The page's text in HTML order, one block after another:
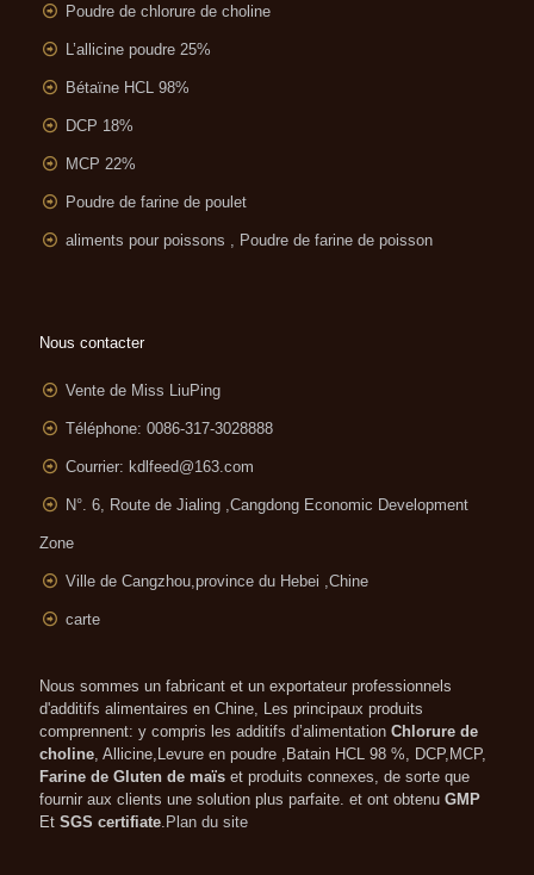
Poudre de chlorure de choline
L’allicine poudre 25%
Bétaïne HCL 98%
DCP 18%
MCP 22%
Poudre de farine de poulet
aliments pour poissons , Poudre de farine de poisson
Nous contacter
Vente de Miss LiuPing
Téléphone: 0086-317-3028888
Courrier: kdlfeed@163.com
N°. 6, Route de Jialing ,Cangdong Economic Development
Zone
Ville de Cangzhou,province du Hebei ,Chine
carte
Nous sommes un fabricant et un exportateur professionnels
d'additifs alimentaires en Chine, Les principaux produits
comprennent: y compris les additifs d’alimentation Chlorure de
choline , Allicine,Levure en poudre ,Batain HCL 98 %, DCP,MCP,
Farine de Gluten de maïs et produits connexes, de sorte que
fournir aux clients une solution plus parfaite. et ont obtenu GMP
Et SGS certifiate Plan du site